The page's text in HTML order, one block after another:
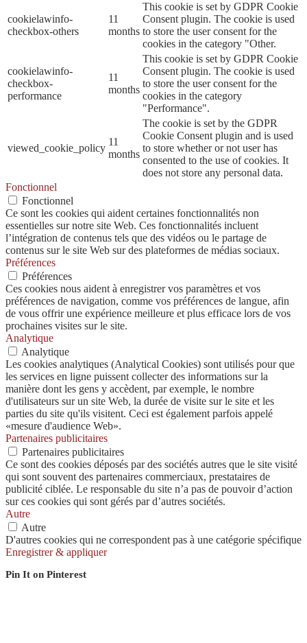
cookielawinfo-
checkbox-others
11
months
This cookie is set by GDPR Cookie
Consent plugin. The cookie is used
to store the user consent for the
cookies in the category "Other.
cookielawinfo-
checkbox-
performance
11
months
This cookie is set by GDPR Cookie
Consent plugin. The cookie is used
to store the user consent for the
cookies in the category
"Performance".
viewed_cookie_policy
11
months
The cookie is set by the GDPR
Cookie Consent plugin and is used
to store whether or not user has
consented to the use of cookies. It
does not store any personal data.
Fonctionnel
Fonctionnel
Ce sont les cookies qui aident certaines fonctionnalités non
essentielles sur notre site Web. Ces fonctionnalités incluent
l’intégration de contenus tels que des vidéos ou le partage de
contenus sur le site Web sur des plateformes de médias sociaux.
Préférences
Préférences
Ces cookies nous aident à enregistrer vos paramètres et vos
préférences de navigation, comme vos préférences de langue, afin
de vous offrir une expérience meilleure et plus efficace lors de vos
prochaines visites sur le site.
Analytique
Analytique
Les cookies analytiques (Analytical Cookies) sont utilisés pour que
les services en ligne puissent collecter des informations sur la
manière dont les gens y accèdent, par exemple, le nombre
d'utilisateurs sur un site Web, la durée de visite sur le site et les
parties du site qu'ils visitent. Ceci est également parfois appelé
«mesure d'audience Web».
Partenaires publicitaires
Partenaires publicitaires
Ce sont des cookies déposés par des sociétés autres que le site visité
qui sont souvent des partenaires commerciaux, prestataires de
publicité ciblée. Le responsable du site n’a pas de pouvoir d’action
sur ces cookies qui sont gérés par d’autres sociétés.
Autre
Autre
D'autres cookies qui ne correspondent pas à une catégorie spécifique
Enregistrer & appliquer
Pin It on Pinterest